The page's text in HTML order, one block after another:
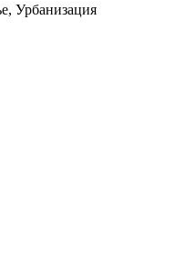
Урбанизация